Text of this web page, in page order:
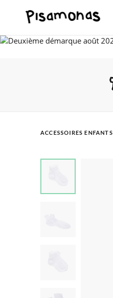
ACCESSOIRES ENFANTS